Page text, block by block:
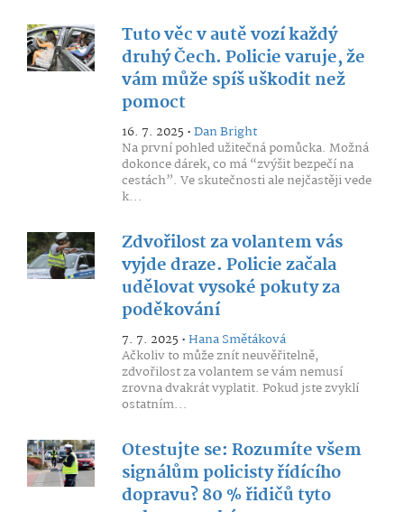
Tuto věc v autě vozí každý
druhý Čech. Policie varuje, že
vám může spíš uškodit než
pomoct
16. 7. 2025 •Dan Bright
Na první pohled užitečná pomůcka. Možná
dokonce dárek, co má “zvýšit bezpečí na
cestách”. Ve skutečnosti ale nejčastěji vede
k...
Zdvořilost za volantem vás
vyjde draze. Policie začala
udělovat vysoké pokuty za
poděkování
7. 7. 2025 •Hana Smětáková
Ačkoliv to může znít neuvěřitelně,
zdvořilost za volantem se vám nemusí
zrovna dvakrát vyplatit. Pokud jste zvyklí
ostatním...
Otestujte se: Rozumíte všem
signálům policisty řídícího
dopravu? 80 % řidičů tyto